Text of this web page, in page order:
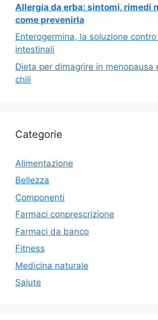
Allergia da erba: sintomi, rimedi
come prevenirla
Enterogermina, la soluzione
intestinali
Dieta per dimagrire in menopausa
chili
Categorie
Alimentazione
Bellezza
Componenti
Farmaci conprescrizione
Farmaci da banco
Fitness
Medicina naturale
Salute